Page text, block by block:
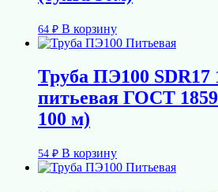
64 ₽ В корзину
Труба ПЭ100 SDR17
питьевая ГОСТ
100 м)
54 ₽ В корзину